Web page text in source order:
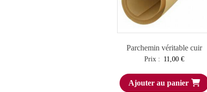
Parchemin véritable cuir
Prix : 11,00€
Ajouter au panier